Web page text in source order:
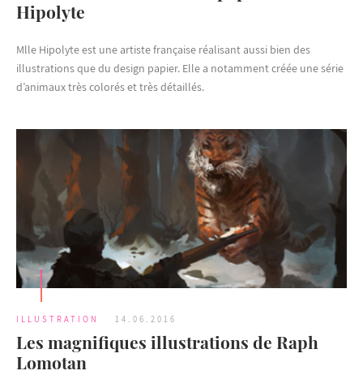
Hipolyte
Mlle Hipolyte est une artiste française réalisant aussi bien des
illustrations que du design papier. Elle a notamment créée une série
d’animaux très colorés et très détaillés.
ILLUSTRATION 14.06.2016
Les magnifiques illustrations de Raph
Lomotan